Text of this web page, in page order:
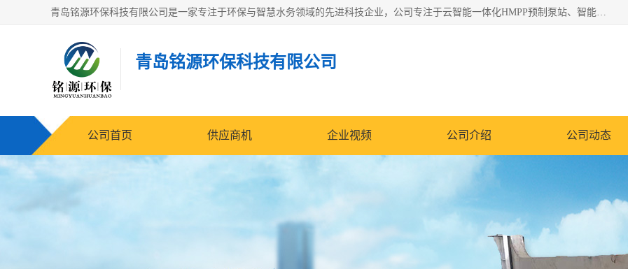
青岛铭源环保科技有限公司是一家专注于环保与智慧水务领域的先进科技企业，公司专注于云智能一体化HMPP预制泵站、智能截流井设备、调蓄池雨洪管理设备、水务循环利用、云智慧水务开发及新型环保技术研发等领域。
青岛铭源环保科技有限公司
公司首页 供应商机 企业视频 公司介绍 公司动态